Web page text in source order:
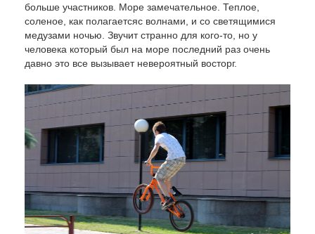
больше участников. Море замечательное. Теплое,
соленое, как полагаетсяс волнами, и со светящимися
медузами ночью. Звучит странно для кого-то, но у
человека который был на море последний раз очень
давно это все вызывает невероятный восторг.